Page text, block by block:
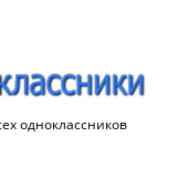
одноклассников